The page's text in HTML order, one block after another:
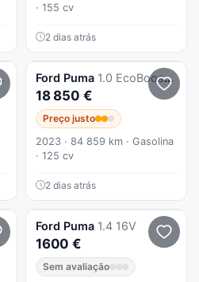
· 155 cv
2 dias atrás
Ford Puma 1.0 EcoBoost MHEV ST-Line
18 850 €
Preço justo
2023 · 84 859 km · Gasolina
· 125 cv
2 dias atrás
Ford Puma 1.4 16V
1600 €
Sem avaliação